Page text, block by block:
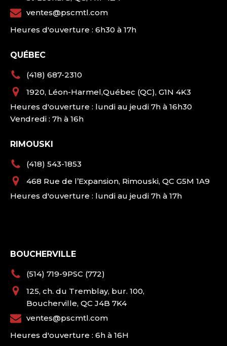
ventes@pscmtl.com
Heures d'ouverture : 6h30 à 17h
QUÉBEC
(418) 687-2310
1920, Léon-Harmel,Québec (QC), G1N 4K3
Heures d'ouverture : lundi au jeudi 7h à 16h30
Vendredi : 7h à 16h
RIMOUSKI
(418) 543-1853
468 Rue de l’Expansion, Rimouski, QC G5M 1A9
Heures d'ouverture : lundi au jeudi 7h à 17h
BOUCHERVILLE
(514) 719-9PSC (772)
125, ch. du Tremblay, bur. 100,
Boucherville, QC J4B 7K4
ventes@pscmtl.com
Heures d'ouverture : 6h à 16H